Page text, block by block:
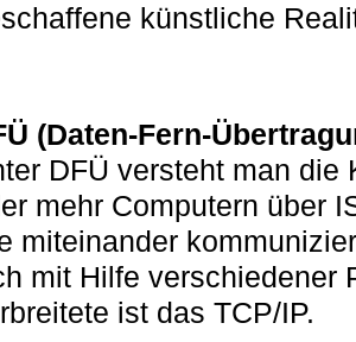
künstliche
(Daten-Fern-
DFÜ versteht man
mehr Computern über
miteinander
mit Hilfe verschiedener
ist das TCP/IP.